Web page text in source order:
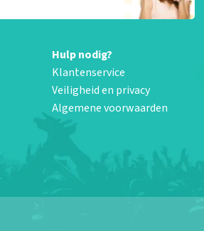
Hulp nodig?
Klantenservice
Veiligheid en privacy
Algemene voorwaarden